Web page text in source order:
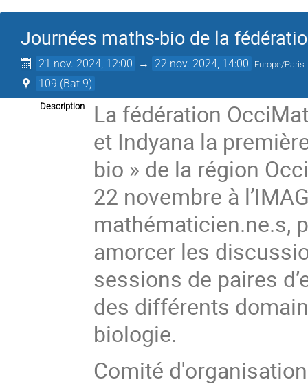
Journées maths-bio de la
21 nov. 2024, 12:00 → 22 nov. 2024, 14:00 Europe/Paris
109 (Bat 9)
Description
La fédération
et Indyana la
bio » de la région
22 novembre à
mathématicien.ne.s,
amorcer les
sessions de paires
des différents
biologie.
Comité